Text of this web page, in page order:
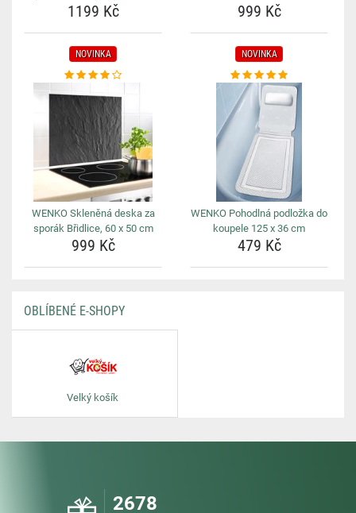
1199 Kč 999 Kč
NOVINKA
WENKO Skleněná deska za
sporák Břidlice, 60 x 50 cm
999 Kč
NOVINKA
WENKO Pohodlná podložka do
koupele 125 x 36 cm
479 Kč
OBLÍBENÉ E-SHOPY
Velký košík
2678